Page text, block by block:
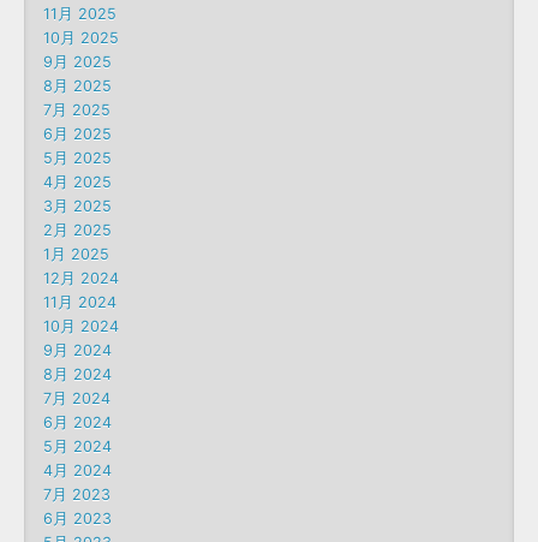
11月 2025
10月 2025
9月 2025
8月 2025
7月 2025
6月 2025
5月 2025
4月 2025
3月 2025
2月 2025
1月 2025
12月 2024
11月 2024
10月 2024
9月 2024
8月 2024
7月 2024
6月 2024
5月 2024
4月 2024
7月 2023
6月 2023